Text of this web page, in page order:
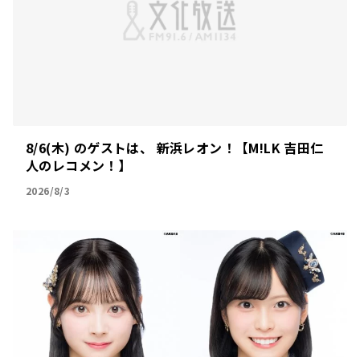
8/6(木) のゲストは、 新浜レオン！【M!LK 吉田仁
人のレコメン！】
2026/8/3